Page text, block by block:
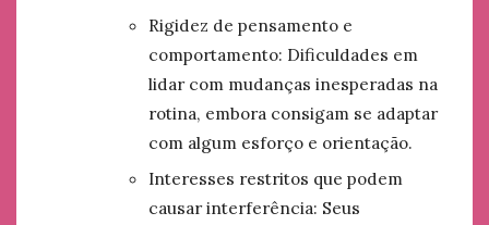
Rigidez de pensamento e
comportamento: Dificuldades em
lidar com mudanças inesperadas na
rotina, embora consigam se adaptar
com algum esforço e orientação.
Interesses restritos que podem
causar interferência: Seus